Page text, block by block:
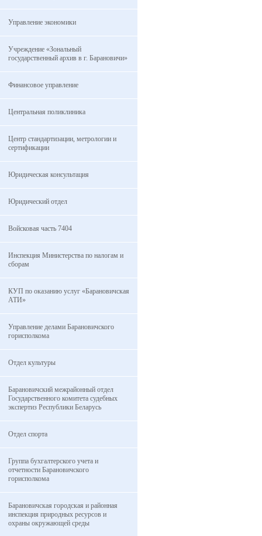
Управление экономики
Учреждение «Зональный
государственный архив в г. Барановичи»
Финансовое управление
Центральная поликлиника
Центр стандартизации, метрологии и
сертификации
Юридическая консультация
Юридический отдел
Войсковая часть 7404
Инспекция Министерства по налогам и
сборам
КУП по оказанию услуг «Барановичская
АТИ»
Управление делами Барановичского
горисполкома
Отдел культуры
Барановичский межрайонный отдел
Государственного комитета судебных
экспертиз Республики Беларусь
Отдел спорта
Группа бухгалтерского учета и
отчетности Барановичского
горисполкома
Барановичская городская и районная
инспекция природных ресурсов и
охраны окружающей среды